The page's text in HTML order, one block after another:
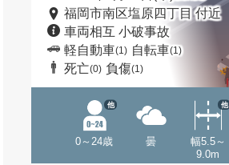
福岡市南区塩原四丁目 付近
車両相互 小破事故
軽自動車(1) 自転車(1)
死亡(0) 負傷(1)
0～24歳
他
曇
幅5.5～
9.0m
他